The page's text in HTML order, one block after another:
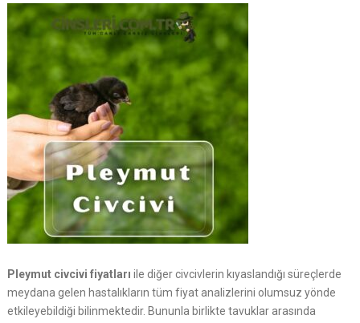
Pleymut civcivi fiyatları ile diğer civcivlerin kıyaslandığı süreçlerde
meydana gelen hastalıkların tüm fiyat analizlerini olumsuz yönde
etkileyebildiği bilinmektedir. Bununla birlikte tavuklar arasında